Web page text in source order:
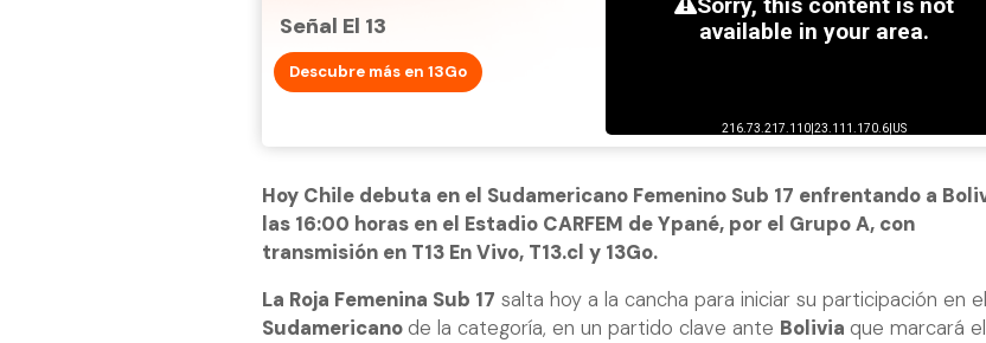
Señal El 13
Descubre más en 13Go
Hoy Chile debuta en el Sudamericano Femenino Sub 17 enfrentando a
las 16:00 horas en el Estadio CARFEM de Ypané, por el Grupo A, con
transmisión en T13 En Vivo, T13.cl y 13Go.
La Roja Femenina Sub 17 salta hoy a la cancha para iniciar su participación en el
Sudamericanode la categoría, en un partido clave ante Bolivia que marcará el